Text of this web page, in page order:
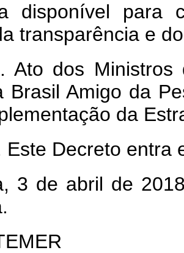
disponível para
transparência e
Ato dos
Brasil Amigo da
da
Este Decreto entra
3 de abril de